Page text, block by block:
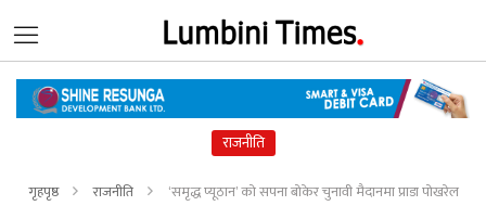
राजनीति
गृहपृष्ठ राजनीति ‘समृद्ध प्यूठान’ को सपना बोकेर चुनावी मैदानमा प्राडा पोखरेल